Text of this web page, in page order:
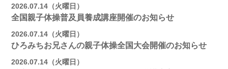
2026.07.14（火曜日）
全国親子体操普及員養成講座開催のお知らせ
2026.07.14（火曜日）
ひろみちお兄さんの親子体操全国大会開催のお知らせ
2026.07.14（火曜日）